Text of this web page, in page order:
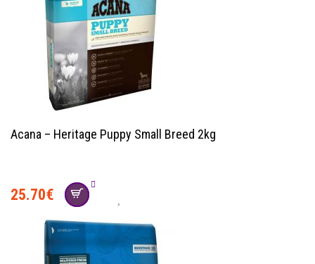
Acana – Heritage Puppy Small Breed 2kg
25.70€